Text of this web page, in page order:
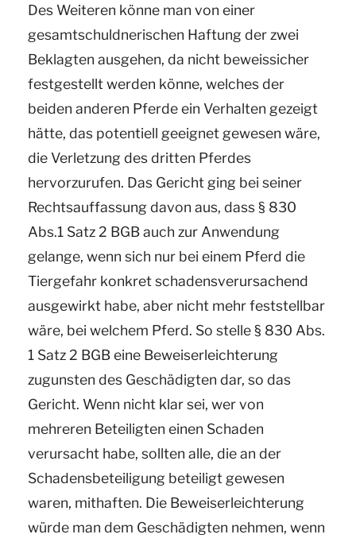
Des Weiteren könne man von einer
gesamtschuldnerischen Haftung der zwei
Beklagten ausgehen, da nicht beweissicher
festgestellt werden könne, welches der
beiden anderen Pferde ein Verhalten gezeigt
hätte, das potentiell geeignet gewesen wäre,
die Verletzung des dritten Pferdes
hervorzurufen. Das Gericht ging bei seiner
Rechtsauffassung davon aus, dass § 830
Abs.1 Satz 2 BGB auch zur Anwendung
gelange, wenn sich nur bei einem Pferd die
Tiergefahr konkret schadensverursachend
ausgewirkt habe, aber nicht mehr feststellbar
wäre, bei welchem Pferd. So stelle § 830 Abs.
1 Satz 2 BGB eine Beweiserleichterung
zugunsten des Geschädigten dar, so das
Gericht. Wenn nicht klar sei, wer von
mehreren Beteiligten einen Schaden
verursacht habe, sollten alle, die an der
Schadensbeteiligung beteiligt gewesen
waren, mithaften. Die Beweiserleichterung
würde man dem Geschädigten nehmen, wenn